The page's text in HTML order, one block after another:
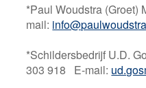
*Paul Woudstra (Groet)
mail:
*Schildersbedrijf U.D.
303 918 E-mail: